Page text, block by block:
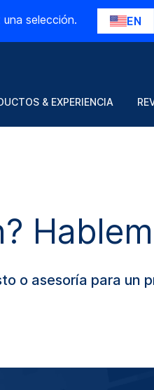
selección. EN
& EXPERIENCIA
o asesoría para